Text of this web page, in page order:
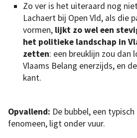
Zo ver is het uiteraard nog
Lachaert bij Open Vld, als die
vormen, lijkt zo wel een
het politieke landschap in
zetten: een breuklijn zou dan
Vlaams Belang enerzijds, en
kant.
Opvallend: De bubbel, een typisch
fenomeen, ligt onder vuur.